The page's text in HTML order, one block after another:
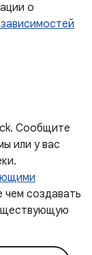
о
Сообщите
или у вас
чем создавать